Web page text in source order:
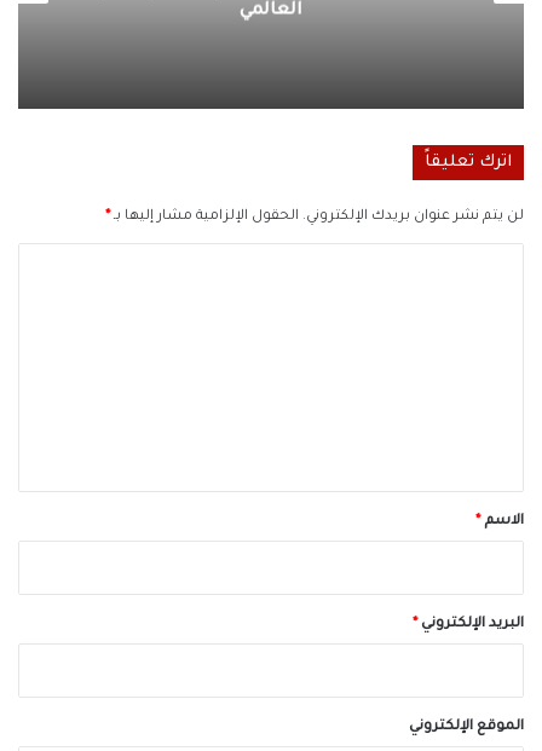
الإقليمية والدولية
اترك تعليقاً
لن يتم نشر عنوان بريدك الإلكتروني. الحقول الإلزامية مشار إليها بـ*
*الاسم*
البريد الإلكتروني*
الموقع الإلكتروني